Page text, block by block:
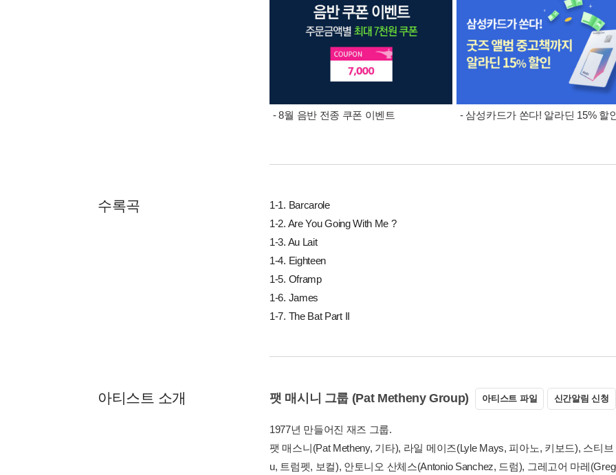
- 8월 음반 전종 쿠폰 이벤트 - 삼성카드가 쏜다! 알라딘 15% 할
수록곡
1-1. Barcarole
1-2. Are You Going With Me ?
1-3. Au Lait
1-4. Eighteen
1-5. Oframp
1-6. James
1-7. The Bat Part II
아티스트 소개 팻 매시니 그룹 (Pat Metheny Group) 아티스트 파일 신간알림 신청
1977년 만들어진 재즈 그룹.
팻 매스니(Pat Metheny, 기타), 라일 메이즈(Lyle Mays, 피아노, 키보드), 스티
u, 트럼펫, 보컬), 안토니오 산체스(Antonio Sanchez, 드럼), 그레고어 마레